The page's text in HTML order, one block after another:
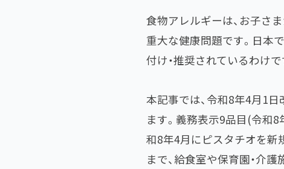
食物アレルギーは、お子さ
重大な健康問題です。日本
付け・推奨されているわけで
本記事では、令和8年4月1
ます。義務表示9品目(令和
和8年4月にピスタチオを新
まで、給食室や保育園・介